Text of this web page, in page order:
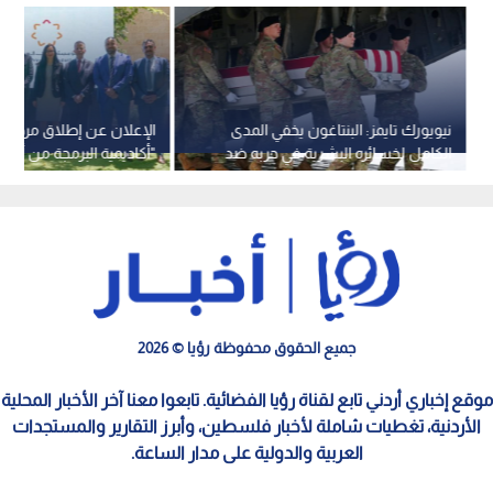
الإعلان عن إطلاق مرحلة
"أكاديمية البرمجة من
نيويورك تايمز: البنتاغون يخفي المدى
الكامل لخسائره البشرية في حربه ضد
إيران
جميع الحقوق محفوظة رؤيا © 2026
موقع إخباري أردني تابع لقناة رؤيا الفضائية. تابعوا معنا آخر الأخبار المحلية
الأردنية، تغطيات شاملة لأخبار فلسطين، وأبرز التقارير والمستجدات
العربية والدولية على مدار الساعة.